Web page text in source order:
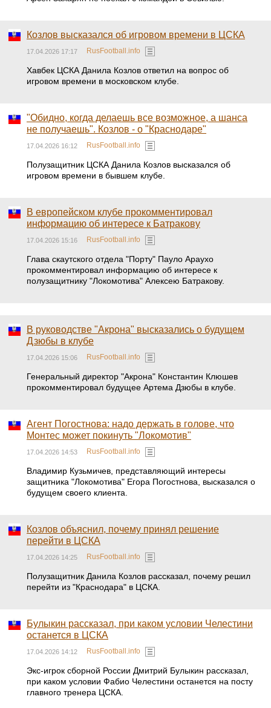
Козлов высказался об игровом времени в ЦСКА
17.04.2026 17:17 RusFootball.info
Хавбек ЦСКА Данила Козлов ответил на вопрос об
игровом времени в московском клубе.
"Обидно, когда делаешь все возможное, а шанса
не получаешь". Козлов - о "Краснодаре"
17.04.2026 16:12 RusFootball.info
Полузащитник ЦСКА Данила Козлов высказался об
игровом времени в бывшем клубе.
В европейском клубе прокомментировал
информацию об интересе к Батракову
17.04.2026 15:16 RusFootball.info
Глава скаутского отдела "Порту" Пауло Араухо
прокомментировал информацию об интересе к
полузащитнику "Локомотива" Алексею Батракову.
В руководстве "Акрона" высказались о будущем
Дзюбы в клубе
17.04.2026 15:06 RusFootball.info
Генеральный директор "Акрона" Константин Клюшев
прокомментировал будущее Артема Дзюбы в клубе.
Агент Погостнова: надо держать в голове, что
Монтес может покинуть "Локомотив"
17.04.2026 14:53 RusFootball.info
Владимир Кузьмичев, представляющий интересы
защитника "Локомотива" Егора Погостнова, высказался о
будущем своего клиента.
Козлов объяснил, почему принял решение
перейти в ЦСКА
17.04.2026 14:25 RusFootball.info
Полузащитник Данила Козлов рассказал, почему решил
перейти из "Краснодара" в ЦСКА.
Булыкин рассказал, при каком условии Челестини
останется в ЦСКА
17.04.2026 14:12 RusFootball.info
Экс-игрок сборной России Дмитрий Булыкин рассказал,
при каком условии Фабио Челестини останется на посту
главного тренера ЦСКА.